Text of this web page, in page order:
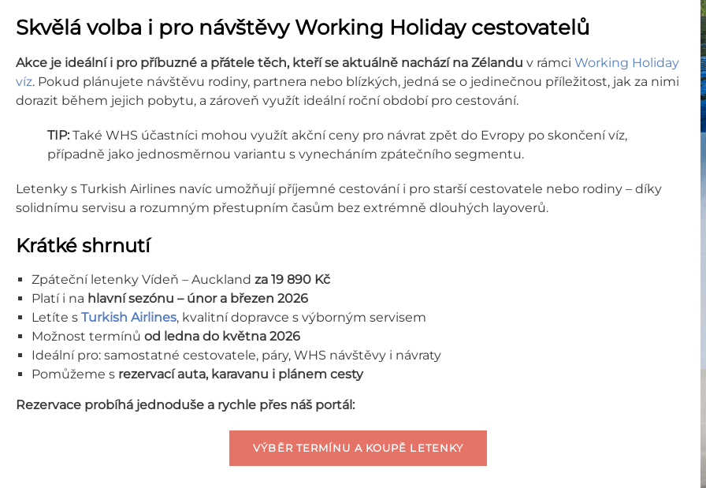
Skvělá volba i pro návštěvy Working Holiday cestovatelů
Akce je ideální i pro příbuzné a přátele těch, kteří se aktuálně nachází na Zélandu v rámci Working Holiday
víz. Pokud plánujete návštěvu rodiny, partnera nebo blízkých, jedná se o jedinečnou příležitost, jak za nimi
dorazit během jejich pobytu, a zároveň využít ideální roční období pro cestování.
TIP: Také WHS účastníci mohou využít akční ceny pro návrat zpět do Evropy po skončení víz,
případně jako jednosměrnou variantu s vynecháním zpátečního segmentu.
Letenky s Turkish Airlines navíc umožňují příjemné cestování i pro starší cestovatele nebo rodiny – díky
solidnímu servisu a rozumným přestupním časům bez extrémně dlouhých layoverů.
Krátké shrnutí
Zpáteční letenky Vídeň – Auckland za 19 890 Kč
Platí i na hlavní sezónu – únor a březen 2026
Letíte s Turkish Airlines, kvalitní dopravce s výborným servisem
Možnost termínů od ledna do května 2026
Ideální pro: samostatné cestovatele, páry, WHS návštěvy i návraty
Pomůžeme s rezervací auta, karavanu i plánem cesty
Rezervace probíhá jednoduše a rychle přes náš portál:
VÝBĚR TERMÍNU A KOUPĚ LETENKY